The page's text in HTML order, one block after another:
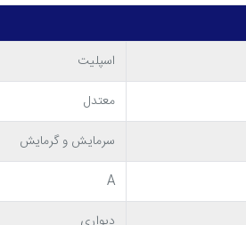
اسپلیت
معتدل
سرمایش و گرمایش
A